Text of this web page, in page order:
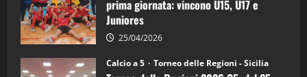
prima giornata: vincono U15, U17 e
Juniores
25/04/2026
Calcio a 5 Torneo delle Regioni - Sicilia